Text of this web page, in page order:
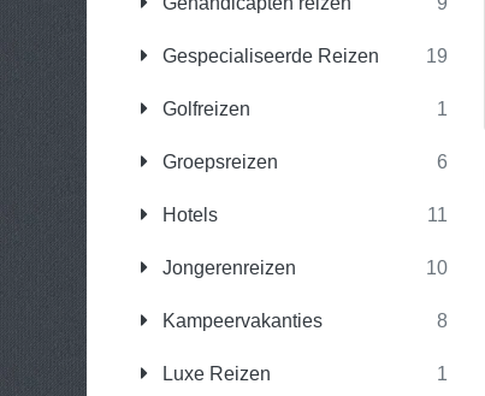
Gespecialiseerde Reizen 19
Golfreizen 1
Groepsreizen 6
Hotels 11
Jongerenreizen 10
Kampeervakanties 8
Luxe Reizen 1